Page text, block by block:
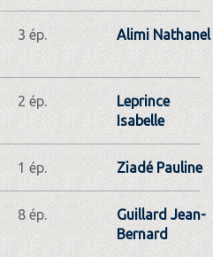
3 ép. Alimi Nathanel
2 ép.
Leprince
Isabelle
1 ép. Ziadé Pauline
8 ép.
Guillard Jean-
Bernard